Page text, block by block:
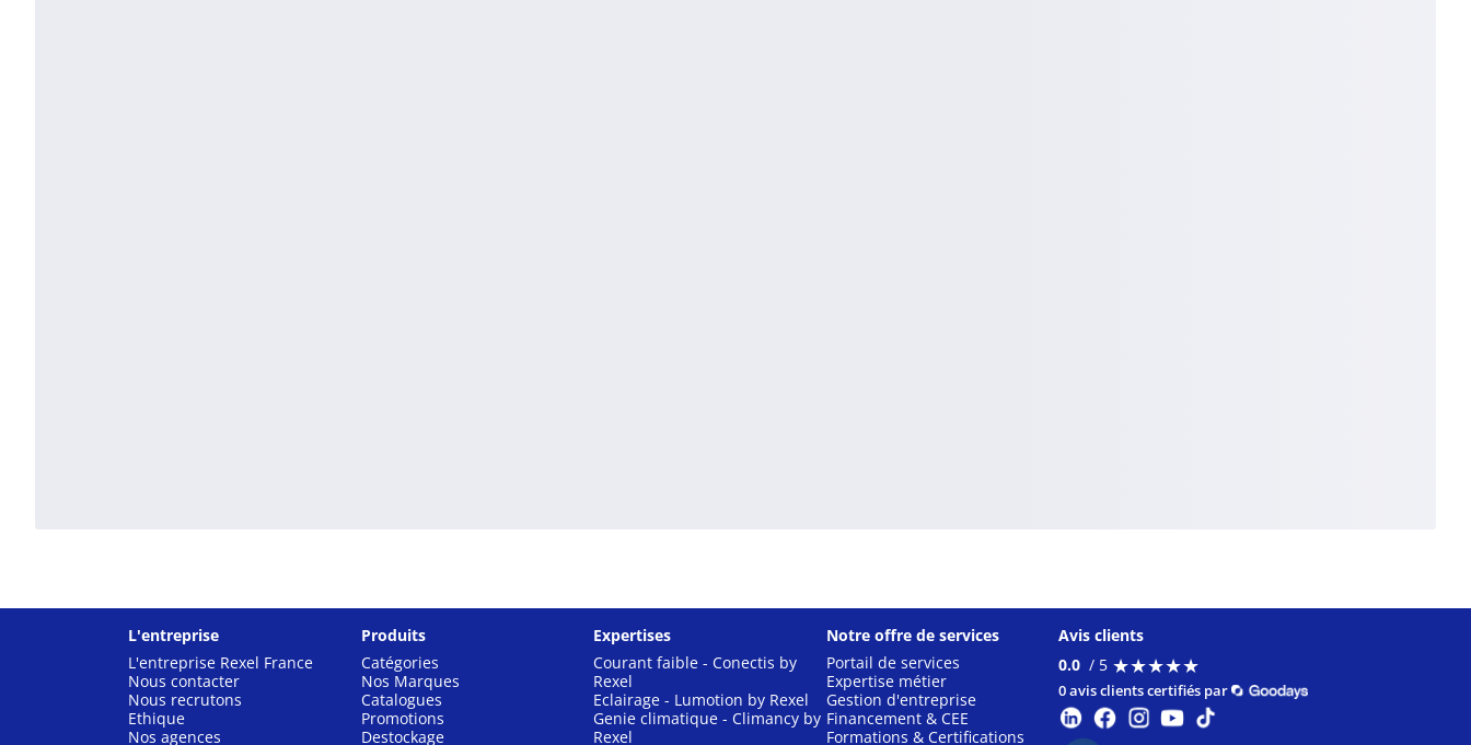
L'entreprise
L'entreprise Rexel France
Nous contacter
Nous recrutons
Ethique
Nos agences
Produits
Catégories
Nos Marques
Catalogues
Promotions
Destockage
Expertises
Courant faible - Conectis by
Rexel
Eclairage - Lumotion by Rexel
Genie climatique - Climancy by
Rexel
Notre offre de services
Portail de services
Expertise métier
Gestion d'entreprise
Financement & CEE
Formations & Certifications
Avis clients
0.0 / 5 ★★★★★
★★★★★
0 avis clients certifiés par